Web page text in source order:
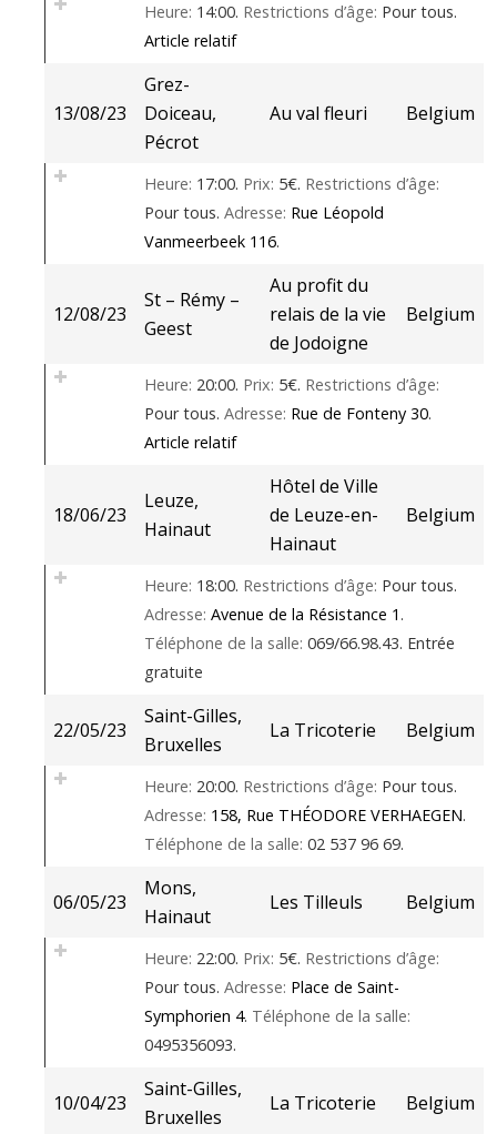
Heure: 14:00. Restrictions d’âge: Pour tous.
Article relatif
13/08/23
Grez-
Doiceau,
Pécrot
Au val fleuri Belgium
Heure: 17:00. Prix: 5€. Restrictions d’âge:
Pour tous. Adresse: Rue Léopold
Vanmeerbeek 116.
12/08/23
St – Rémy –
Geest
Au profit du
relais de la vie
de Jodoigne
Belgium
Heure: 20:00. Prix: 5€. Restrictions d’âge:
Pour tous. Adresse: Rue de Fonteny 30.
Article relatif
18/06/23
Leuze,
Hainaut
Hôtel de Ville
de Leuze-en-
Hainaut
Belgium
Heure: 18:00. Restrictions d’âge: Pour tous.
Adresse: Avenue de la Résistance 1 .
Téléphone de la salle: 069/66.98.43. Entrée
gratuite
22/05/23
Saint-Gilles,
Bruxelles
La Tricoterie Belgium
Heure: 20:00. Restrictions d’âge: Pour tous.
Adresse: 158, Rue THÉODORE VERHAEGEN.
Téléphone de la salle: 02 537 96 69.
06/05/23
Mons,
Hainaut
Les Tilleuls Belgium
Heure: 22:00. Prix: 5€. Restrictions d’âge:
Pour tous. Adresse: Place de Saint-
Symphorien 4. Téléphone de la salle:
0495356093.
10/04/23
Saint-Gilles,
Bruxelles
La Tricoterie Belgium